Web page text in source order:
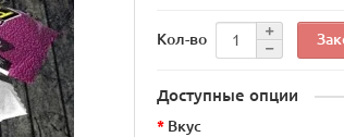
Кол-во
Доступные опции
Вкус